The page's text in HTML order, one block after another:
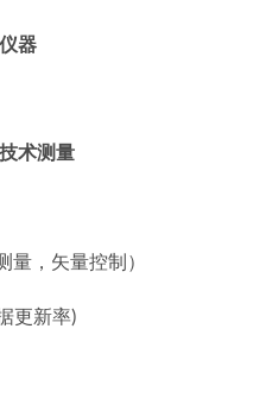
器
术测量
，矢量控制）
更新率)